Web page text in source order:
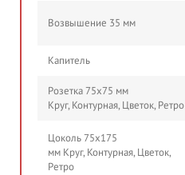
Возвышение 35 мм
Капитель
Розетка 75х75 мм
Круг, Контурная, Цветок, Ретро
Цоколь 75х175
мм Круг, Контурная, Цветок,
Ретро